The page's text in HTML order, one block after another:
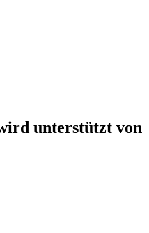
unterstützt von